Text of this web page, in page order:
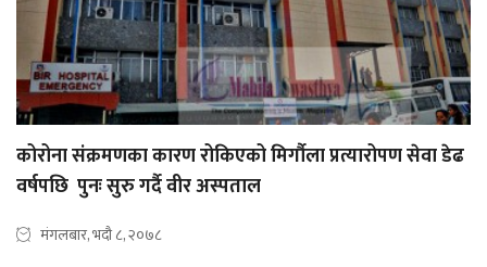
कोरोना संक्रमणका कारण रोकिएको मिर्गौला प्रत्यारोपण सेवा डेढ
वर्षपछि पुनः सुरु गर्दै वीर अस्पताल
मंगलबार, भदौ ८, २०७८